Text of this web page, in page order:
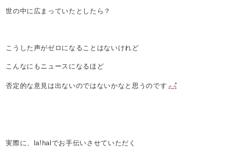
世の中に広まっていたとしたら？
こうした声がゼロになることはないけれど
こんなにもニュースになるほど
否定的な意見は出ないのではないかなと思うのです
実際に、la!halでお手伝いさせていただく